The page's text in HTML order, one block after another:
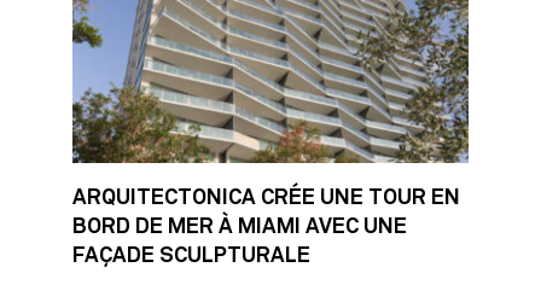
ARQUITECTONICA CRÉE UNE TOUR EN
BORD DE MER À MIAMI AVEC UNE
FAÇADE SCULPTURALE